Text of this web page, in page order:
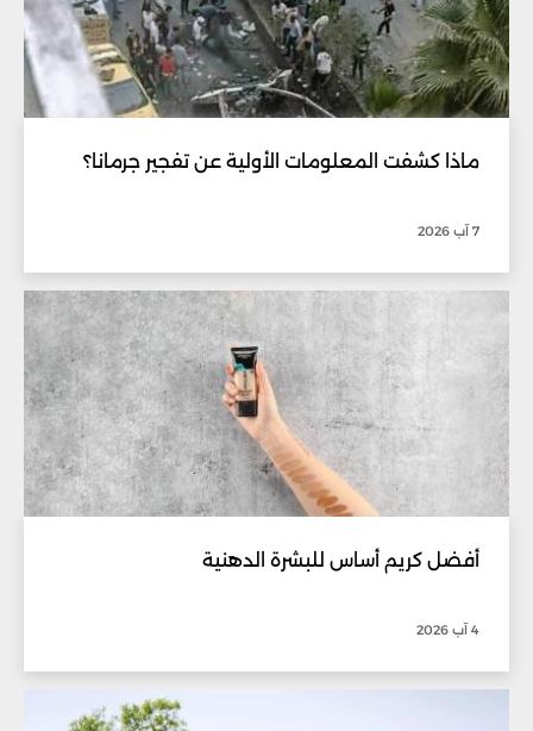
ماذا كشفت المعلومات الأولية عن تفجير جرمانا؟
7 آب 2026
أفضل كريم أساس للبشرة الدهنية
4 آب 2026